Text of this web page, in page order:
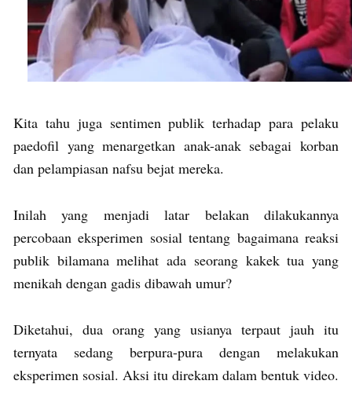
Kita tahu juga sentimen publik terhadap para pelaku
paedofil yang menargetkan anak-anak sebagai korban
dan pelampiasan nafsu bejat mereka.
Inilah yang menjadi latar belakan dilakukannya
percobaan eksperimen sosial tentang bagaimana reaksi
publik bilamana melihat ada seorang kakek tua yang
menikah dengan gadis dibawah umur?
Diketahui, dua orang yang usianya terpaut jauh itu
ternyata sedang berpura-pura dengan melakukan
eksperimen sosial. Aksi itu direkam dalam bentuk video.